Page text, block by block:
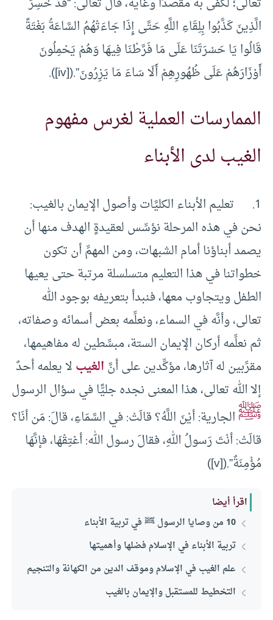
الَّذِينَ كَذَّبُوا بِلِقَاءِ اللَّهِ حَتَّى إِذَا جَاءَتْهُمُ السَّاعَةُ بَغْتَةً
قَالُوا يَا حَسْرَتَنَا عَلَى مَا فَرَّطْنَا فِيهَا وَهُمْ يَحْمِلُونَ
أَوْزَارَهُمْ عَلَى ظُهُورِهِمْ أَلَا سَاءَ مَا يَزِرُونَ”.([iv]).
الممارسات العملية لغرس مفهوم
الغيب لدى الأبناء
1. تعليم الأبناء الكليَّات وأصول الإيمان بالغيب:
نحن في هذه المرحلة نؤسِّس لعقيدةٍ الهدف منها أن
يصمد أبناؤنا أمام الشبهات، ومن المهمِّ أن تكون
خطواتنا في هذا التعليم متسلسلة مرتبة حتى يعيها
الطفل ويتجاوب معها، فنبدأ بتعريفه بوجود الله
تعالى، وأنَّه في السماء، ونعلِّمه بعض أسمائه وصفاته،
ثم نعلِّمه أركان الإيمان الستة، مبسِّطين له مفاهيمها،
مقرِّبين له آثارها، مؤكِّدين على أنَّالغيبلا يعلمه أحدٌ
إلا الله تعالى، هذا المعنى نجده جليًّا في سؤال الرسول
ﷺالجارية: أيْنَ اللَّهُ؟ قالَتْ: في السَّمَاءِ، قالَ: مَن أنَا؟
قالَتْ: أنْتَ رَسولُ اللهِ، فقالَ رسول الله: أعْتِقْهَا، فإنَّهَا
مُؤْمِنَةٌ”.([v])
اقرأ أيضا
10 من وصايا الرسول ﷺ في تربية الأبناء
تربية الأبناء في الإسلام فضلها وأهميتها
علم الغيب في الإسلام وموقف الدين من الكهانة والتنجيم
التخطيط للمستقبل والإيمان بالغيب